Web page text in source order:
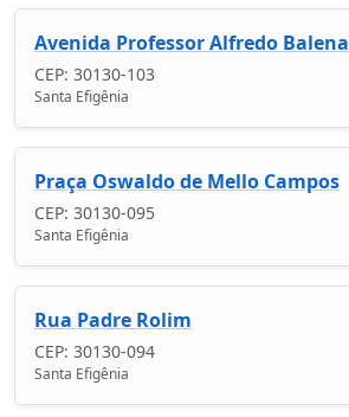
Avenida Professor Alfredo Balena
CEP: 30130-103
Santa Efigênia
Praça Oswaldo de Mello Campos
CEP: 30130-095
Santa Efigênia
Rua Padre Rolim
CEP: 30130-094
Santa Efigênia